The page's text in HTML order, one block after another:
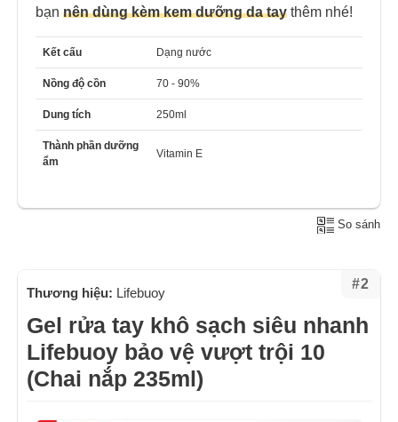
bạn nên dùng kèm kem dưỡng da tay thêm nhé!
Kết cấu Dạng nước
Nồng độ cồn 70 - 90%
Dung tích 250ml
Thành phần dưỡng
ẩm
Vitamin E
So sánh
#2
Thương hiệu: Lifebuoy
Gel rửa tay khô sạch siêu nhanh
Lifebuoy bảo vệ vượt trội 10
(Chai nắp 235ml)